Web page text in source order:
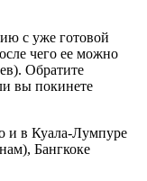
с уже готовой
чего ее можно
Обратите
вы покинете
и в Куала-Лумпуре
Бангкоке